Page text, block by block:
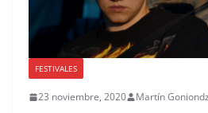
FESTIVALES
23 noviembre, 2020 Martín